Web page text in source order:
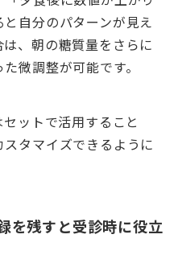
自分のパターンが見え
、朝の糖質量をさらに
微調整が可能です。
ットで活用すること
タマイズできるように
を残すと受診時に役立